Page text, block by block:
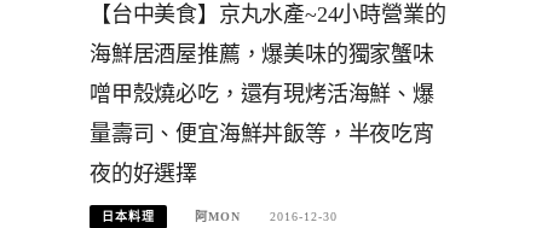
【台中美食】京丸水產~24小時營業的
海鮮居酒屋推薦，爆美味的獨家蟹味
噌甲殼燒必吃，還有現烤活海鮮、爆
量壽司、便宜海鮮丼飯等，半夜吃宵
夜的好選擇
日本料理 阿MON 2016-12-30